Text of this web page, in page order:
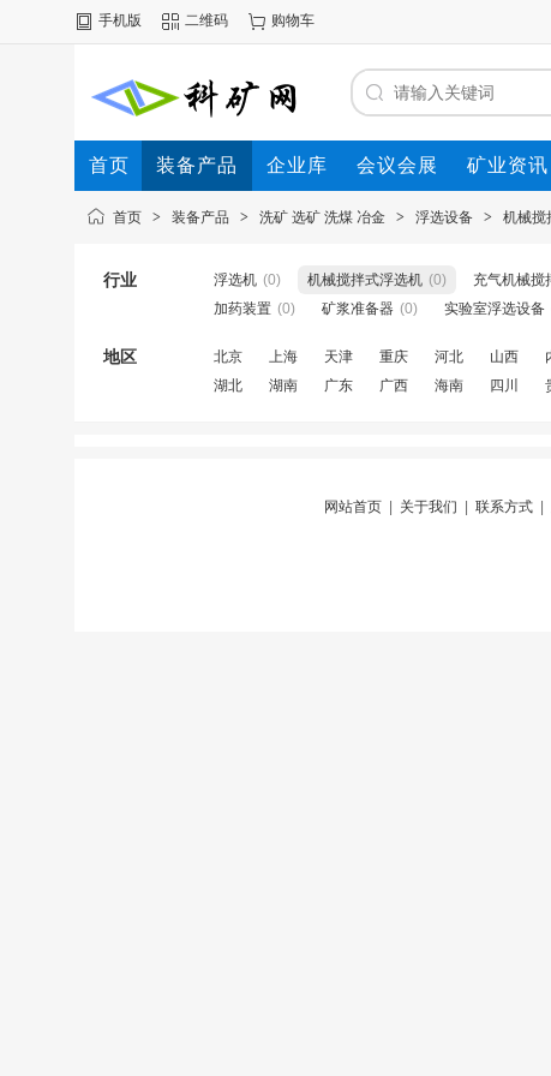
手机版 二维码 购物车
首页 装备产品 企业库 会议会展 矿业资讯
首页 > 装备产品 > 洗矿 选矿 洗煤 冶金 > 浮选设备 > 机械搅
行业 浮选机 (0) 机械搅拌式浮选机 (0) 充气机械搅
加药装置 (0) 矿浆准备器 (0) 实验室浮选设备
地区 北京 上海 天津 重庆 河北 山西
湖北
湖南 广东 广西 海南 四川
网站首页 关于我们 联系方式